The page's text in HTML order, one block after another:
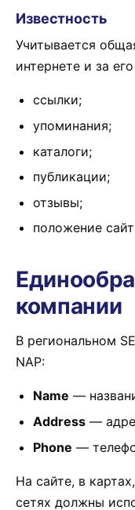
Известность
Учитывается
интернете и за
ссылки;
упоминания;
каталоги;
публикации;
отзывы;
положение
компании
В региональном
NAP:
Name —
Address —
Phone —
На сайте, в
сетях должны